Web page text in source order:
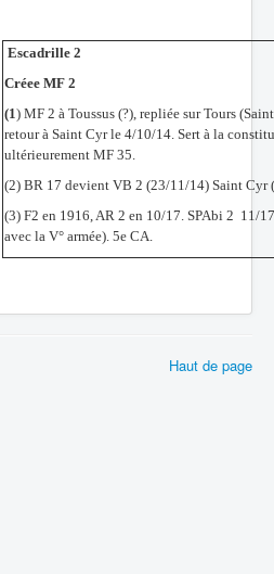
Escadrille 2
Créee MF 2
(1) MF 2 à Toussus (?), repliée sur Tours
retour à Saint Cyr le 4/10/14. Sert à la
ultérieurement MF 35.
(2) BR 17 devient VB 2 (23/11/14) Saint Cyr
(3) F2 en 1916, AR 2 en 10/17. SPAbi 2 11/
avec la V° armée). 5e CA.
Haut de page